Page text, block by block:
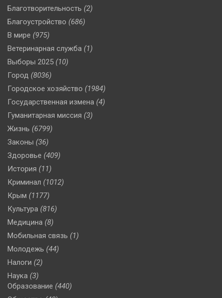
Благотворительность (2)
Благоустройство (686)
В мире (975)
Ветеринарная служба (1)
Выборы 2025 (10)
Город (8036)
Городское хозяйство (1984)
Государственная измена (4)
Гуманитарная миссия (3)
Жизнь (6799)
Законы (36)
Здоровье (409)
История (11)
Криминал (1012)
Крым (1177)
Культура (816)
Медицина (8)
Мобильная связь (1)
Молодежь (44)
Налоги (2)
Наука (3)
Образование (440)